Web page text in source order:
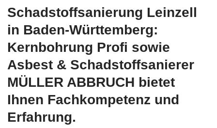
Schadstoffsanierung Leinzell
in Baden-Württemberg:
Kernbohrung Profi sowie
Asbest & Schadstoffsanierer
MÜLLER ABBRUCH bietet
Ihnen Fachkompetenz und
Erfahrung.